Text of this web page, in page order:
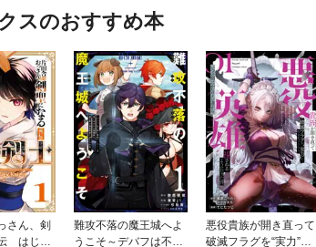
スのおすすめ本
さん、剣
はじま
難攻不落の魔王城へよ
うこそ～デバフは不要
悪役貴族が開き直って
破滅フラグを“実力”で